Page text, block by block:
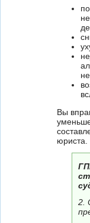
Вы
юриста.
2.